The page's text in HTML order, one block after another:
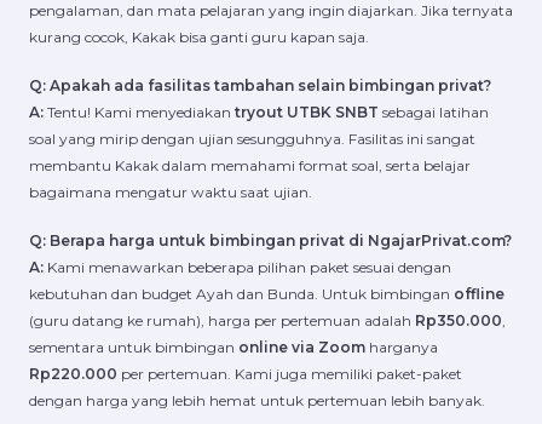
pengalaman, dan mata pelajaran yang ingin diajarkan. Jika ternyata
kurang cocok, Kakak bisa ganti guru kapan saja.
Q: Apakah ada fasilitas tambahan selain bimbingan privat?
A:Tentu! Kami menyediakan tryout UTBK SNBT sebagai latihan
soal yang mirip dengan ujian sesungguhnya. Fasilitas ini sangat
membantu Kakak dalam memahami format soal, serta belajar
bagaimana mengatur waktu saat ujian.
Q: Berapa harga untuk bimbingan privat di NgajarPrivat.com?
A:Kami menawarkan beberapa pilihan paket sesuai dengan
kebutuhan dan budget Ayah dan Bunda. Untuk bimbingan offline
(guru datang ke rumah), harga per pertemuan adalah Rp350.000,
sementara untuk bimbingan online via Zoomharganya
Rp220.000 per pertemuan. Kami juga memiliki paket-paket
dengan harga yang lebih hemat untuk pertemuan lebih banyak.